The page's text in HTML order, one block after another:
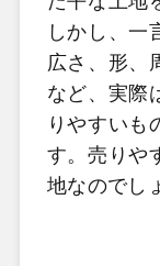
しかし、一
広さ、形、
など、実際
りやすいも
す。売りや
地なのでし